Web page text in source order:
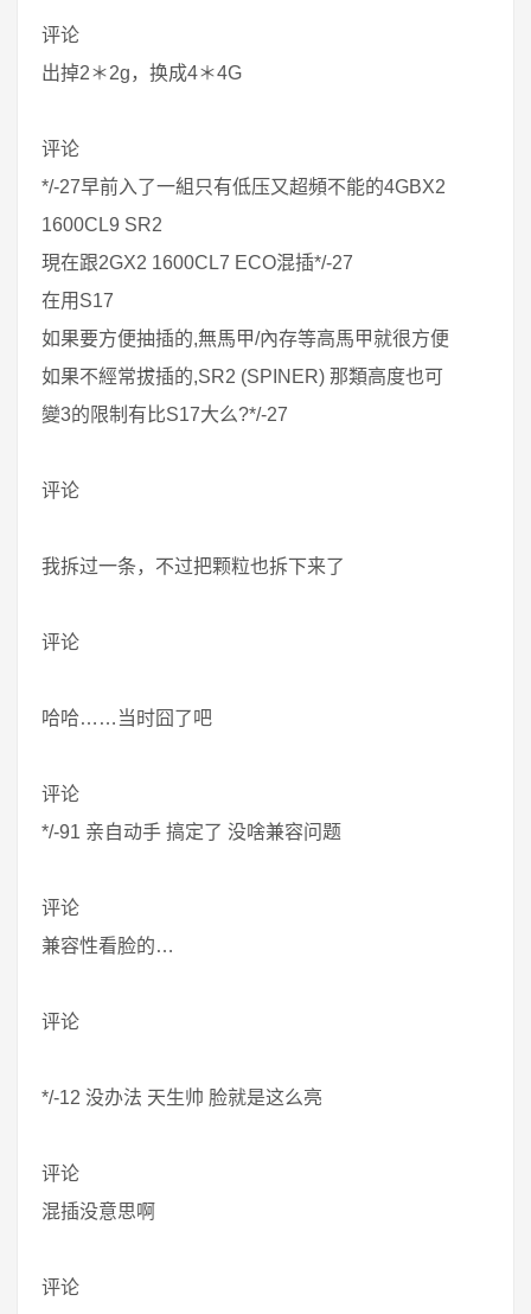
评论
出掉2＊2g，换成4＊4G
评论
*/-27早前入了一組只有低压又超頻不能的4GBX2
1600CL9 SR2
現在跟2GX2 1600CL7 ECO混插*/-27
在用S17
如果要方便抽插的,無馬甲/內存等高馬甲就很方便
如果不經常拔插的,SR2 (SPINER) 那類高度也可
變3的限制有比S17大么?*/-27
评论
我拆过一条，不过把颗粒也拆下来了
评论
哈哈……当时囧了吧
评论
*/-91 亲自动手 搞定了 没啥兼容问题
评论
兼容性看脸的…
评论
*/-12 没办法 天生帅 脸就是这么亮
评论
混插没意思啊
评论